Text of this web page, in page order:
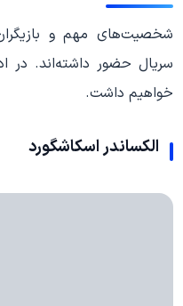
شخصیت‌های مهم و
سریال حضور داشته‌اند. در
خواهیم داشت.
الکساندر اسکاشگورد